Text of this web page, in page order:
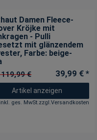
Damen Fleece-
Kröjke mit
- Pulli
mit glänzendem
, Farbe: beige-
119,99 € 39,99 € *
Artikel anzeigen
ges. MwSt. zzgl. Versandkosten